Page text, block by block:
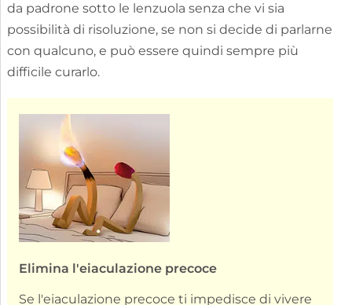
da padrone sotto le lenzuola senza che vi sia
possibilità di risoluzione, se non si decide di parlarne
con qualcuno, e può essere quindi sempre più
difficile curarlo.
Elimina l'eiaculazione precoce
Se l'eiaculazione precoce ti impedisce di vivere